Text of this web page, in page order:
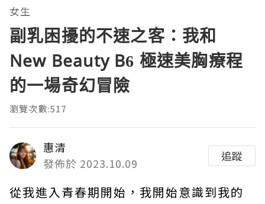
女生
副乳困擾的不速之客：我和
New Beauty B6 極速美胸療程
的一場奇幻冒險
瀏覽次數:517
惠清
發佈於 2023.10.09
追蹤
從我進入青春期開始，我開始意識到我的